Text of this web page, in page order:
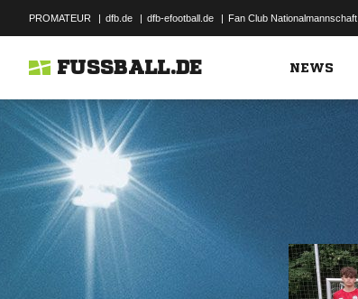
PROMATEUR | dfb.de | dfb-efootball.de | Fan Club Nationalmannschaft
FUSSBALL.DE NEWS